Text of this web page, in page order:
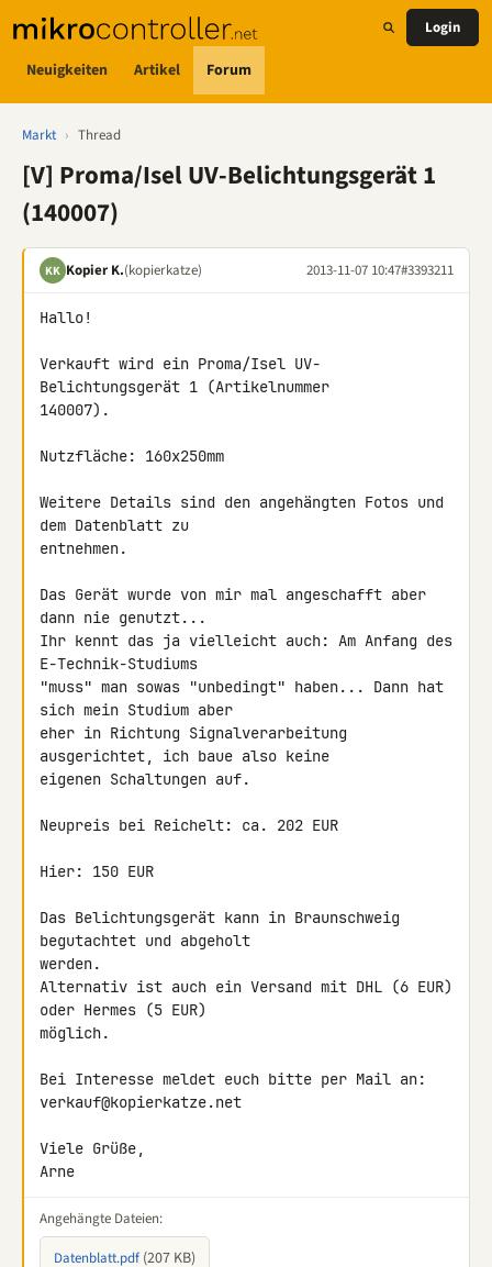
Neuigkeiten Artikel Forum
Login
Markt › Thread
[V] Proma/Isel UV-Belichtungsgerät 1
(140007)
KK Kopier K.(kopierkatze) 2013-11-07 10:47#3393211
Hallo!
Verkauft wird ein Proma/Isel UV-
Belichtungsgerät 1 (Artikelnummer
140007).
Nutzfläche: 160x250mm
Weitere Details sind den angehängten Fotos und
dem Datenblatt zu
entnehmen.
Das Gerät wurde von mir mal angeschafft aber
dann nie genutzt...
Ihr kennt das ja vielleicht auch: Am Anfang des
E-Technik-Studiums
"muss" man sowas "unbedingt" haben... Dann hat
sich mein Studium aber
eher in Richtung Signalverarbeitung
ausgerichtet, ich baue also keine
eigenen Schaltungen auf.
Neupreis bei Reichelt: ca. 202 EUR
Hier: 150 EUR
Das Belichtungsgerät kann in Braunschweig
begutachtet und abgeholt
werden.
Alternativ ist auch ein Versand mit DHL (6 EUR)
oder Hermes (5 EUR)
möglich.
Bei Interesse meldet euch bitte per Mail an:
verkauf@kopierkatze.net
Viele Grüße,
Arne
Angehängte Dateien:
Datenblatt.pdf (207 KB)